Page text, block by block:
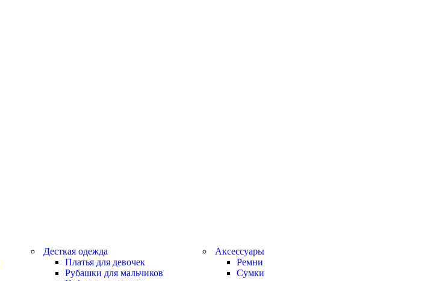
Десткая одежда
Платья для девочек
Рубашки для мальчиков
Аксессуары
Ремни
Сумки